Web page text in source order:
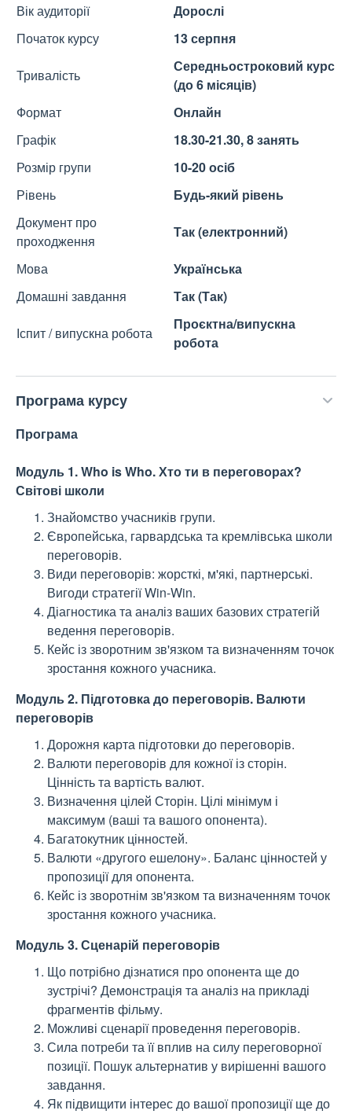
Вік аудиторії
Дорослі
Початок курсу
13 серпня
Тривалість
Середньостроковий курс
(до 6 місяців)
Формат
Онлайн
Графік
18.30-21.30, 8 занять
Розмір групи
10-20 осіб
Рівень
Будь-який рівень
Документ про
проходження
Так (електронний)
Мова
Українська
Домашні завдання
Так (Так)
Іспит / випускна робота
Проєктна/випускна
робота
Програма курсу
Програма
Модуль 1.Who is Who. Хто ти в переговорах?
Світові школи
Знайомство учасників групи.
Європейська, гарвардська та кремлівська школи
переговорів.
Види переговорів: жорсткі, м'які, партнерські.
Вигоди стратегії Win-Win.
Діагностика та аналіз ваших базових стратегій
ведення переговорів.
Кейс із зворотним зв'язком та визначенням точок
зростання кожного учасника.
Модуль 2. Підготовка до переговорів. Валюти
переговорів
Дорожня карта підготовки до переговорів.
Валюти переговорів для кожної із сторін.
Цінність та вартість валют.
Визначення цілей Сторін. Цілі мінімум і
максимум (ваші та вашого опонента).
Багатокутник цінностей.
Валюти «другого ешелону». Баланс цінностей у
пропозиції для опонента.
Кейс із зворотнім зв'язком та визначенням точок
зростання кожного учасника.
Модуль 3. Сценарій переговорів
Що потрібно дізнатися про опонента ще до
зустрічі? Демонстрація та аналіз на прикладі
фрагментів фільму.
Можливі сценарії проведення переговорів.
Сила потреби та її вплив на силу переговорної
позиції. Пошук альтернатив у вирішенні вашого
завдання.
Як підвищити інтерес до вашої пропозиції ще до